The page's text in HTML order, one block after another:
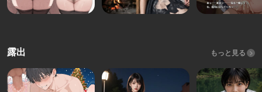
露出 もっと見る